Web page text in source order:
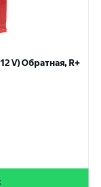
V) Обратная, R+